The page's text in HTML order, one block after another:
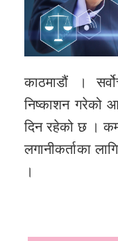
काठमाडौं ।
निष्काशन गरेको
दिन रहेको छ ।
लगानीकर्ताका
।